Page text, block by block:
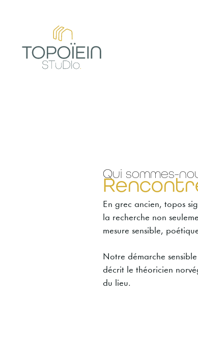
Qui sommes-
En grec ancien, topos
la recherche non
mesure sensible,
Notre démarche
décrit le théoricien
du lieu.